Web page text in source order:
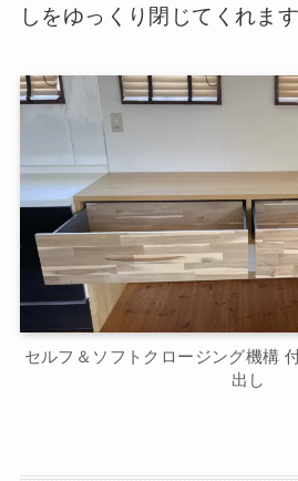
しをゆっくり閉じてくれます
セルフ＆ソフトクロージング機構
出し